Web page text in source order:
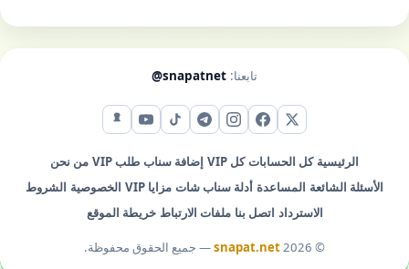
تابعنا: @snapatnet
X (تويتر) فيس بوكإنستقرامتيليجرامتيك توكيوتيوبسناب شات
الرئيسية كل الحسابات كل VIP إضافة سناب طلب VIP
من نحن
الأسئلة الشائعة المساعدة أدلة سناب شات مزايا VIP الخصوصية الشروط
الاسترداد اتصل بنا ملفات الارتباط خريطة الموقع
© 2026
snapat.net— جميع الحقوق محفوظة.